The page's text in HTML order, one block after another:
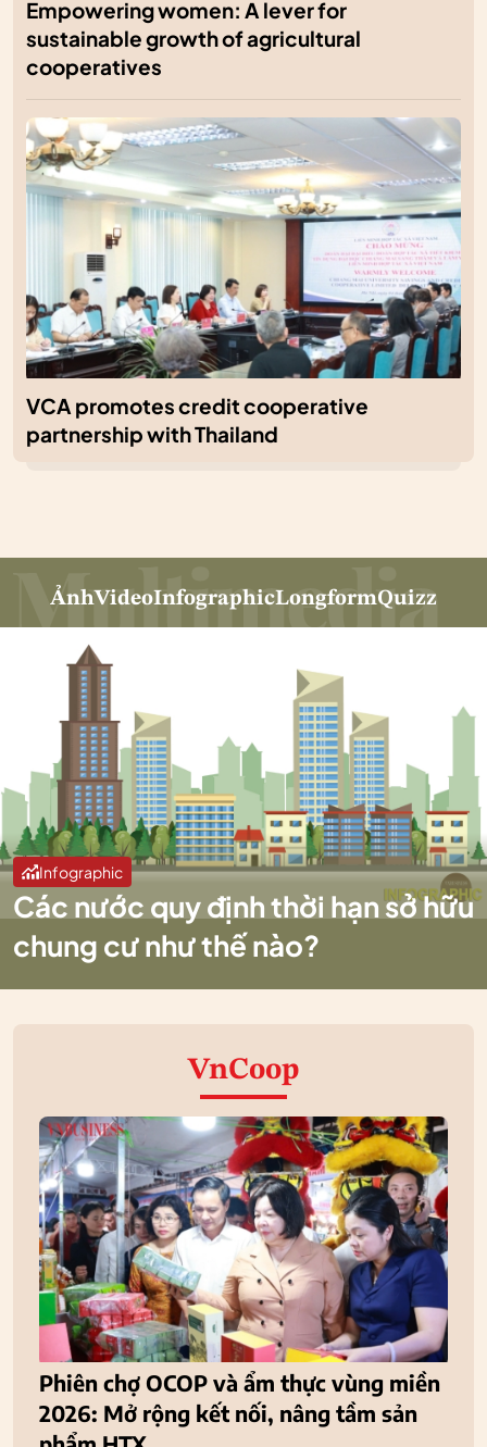
Empowering women: A lever for
sustainable growth of agricultural
cooperatives
VCA promotes credit cooperative
partnership with Thailand
ẢnhVideoInfographicLongformQuizz
Infographic
Các nước quy định thời hạn sở hữu
chung cư như thế nào?
VnCoop
Phiên chợ OCOP và ẩm thực vùng miền
2026: Mở rộng kết nối, nâng tầm sản